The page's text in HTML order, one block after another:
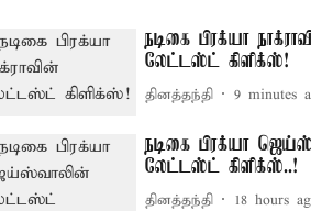
நடிகை பிரக்யா
லேட்டஸ்ட் கிளிக்ஸ்!
தினத்தந்தி 9 minutes
நடிகை பிரக்யா
லேட்டஸ்ட் கிளிக்ஸ்..!
தினத்தந்தி 18 hours